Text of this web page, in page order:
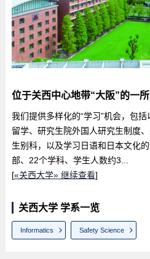
位于关西中心地带“大阪”的一
我们提供多样化的“学习”机会，包
留学、研究生院外国人研究生制度
生别科，以及学习日语和日本文化
部、22个学科、学生人数约3...
[«关西大学» 继续查看]
关西大学 学系一览
Informatics Safety Science